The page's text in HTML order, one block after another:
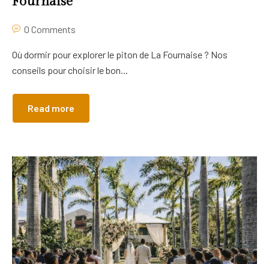
0 Comments
Où dormir pour explorer le piton de La Fournaise ? Nos
conseils pour choisir le bon...
Read more